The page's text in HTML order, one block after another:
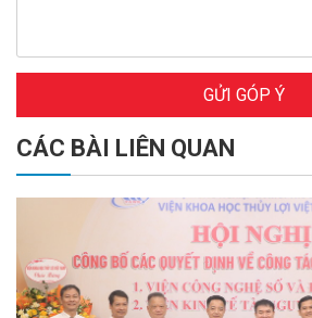
GỬI GÓP Ý
CÁC BÀI LIÊN QUAN